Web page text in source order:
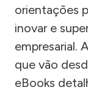
orientações
inovar e
empresarial.
que vão
eBooks